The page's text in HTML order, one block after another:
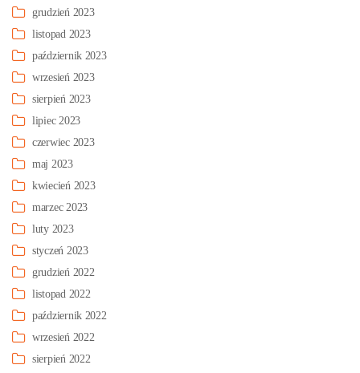
grudzień 2023
listopad 2023
październik 2023
wrzesień 2023
sierpień 2023
lipiec 2023
czerwiec 2023
maj 2023
kwiecień 2023
marzec 2023
luty 2023
styczeń 2023
grudzień 2022
listopad 2022
październik 2022
wrzesień 2022
sierpień 2022